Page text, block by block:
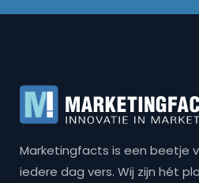
Marketingfacts is een beetje
iedere dag vers. Wij zijn hét